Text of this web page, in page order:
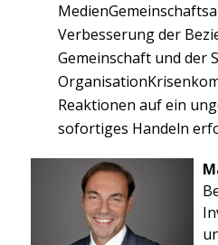
Verbesserung der
Gemeinschaft und der
Reaktionen auf ein
sofortiges Handeln